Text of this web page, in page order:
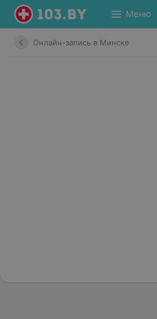
Меню
Онлайн-запись в Минске